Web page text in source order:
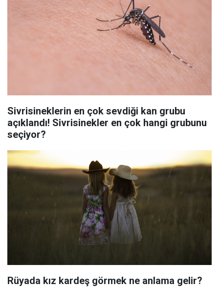
Sivrisineklerin en çok sevdiği kan grubu
açıklandı! Sivrisinekler en çok hangi grubunu
seçiyor?
Rüyada kız kardeş görmek ne anlama gelir?